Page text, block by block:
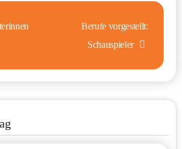
Berufe vorgestellt:
Schauspieler